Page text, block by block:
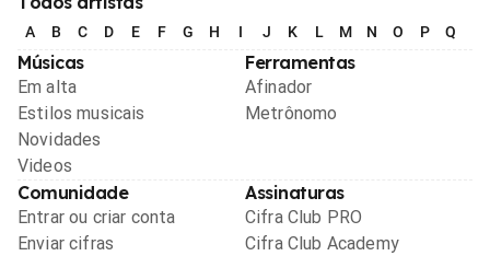
A B C D E F G H I J K L M N O P Q
Músicas
Em alta
Estilos musicais
Novidades
Videos
Ferramentas
Afinador
Metrônomo
Comunidade
Entrar ou criar conta
Enviar cifras
Assinaturas
Cifra Club PRO
Cifra Club Academy